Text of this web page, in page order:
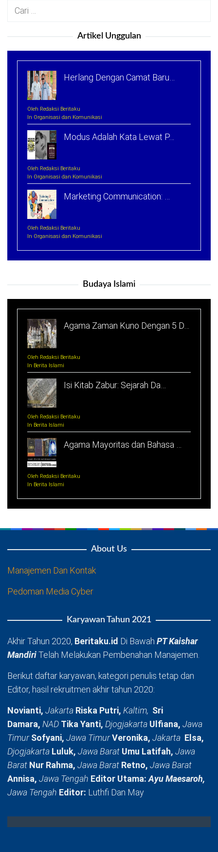
Cari
Artikel Unggulan
Herlang Dengan Camat Baru…
Oleh Redaksi Beritaku
In Organisasi dan Komunikasi
Modus Adalah Kata Lewat P…
Oleh Redaksi Beritaku
In Organisasi dan Komunikasi
Marketing Communication: …
Oleh Redaksi Beritaku
In Organisasi dan Komunikasi
Budaya Islami
Agama Zaman Kuno Dengan 5 D…
Oleh Redaksi Beritaku
In Berita Islami
Isi Kitab Zabur: Sejarah Da…
Oleh Redaksi Beritaku
In Berita Islami
Agama Mayoritas dan Bahasa …
Oleh Redaksi Beritaku
In Berita Islami
About Us
Manajemen Dan Kontak
Pedoman Media Cyber
Karyawan Tahun 2021
Akhir Tahun 2020, Beritaku.id Di Bawah PT Kaishar
MandiriTelah Melakukan Pembenahan Manajemen.
Berikut daftar karyawan, kategori penulis tetap dan
Editor, hasil rekruitmen akhir tahun 2020:
Novianti, Jakarta Riska Putri, Kaltim, Sri
Damara, NAD Tika Yanti, Djogjakarta Ulfiana, Jawa
TimurSofyani, Jawa TimurVeronika, Jakarta Elsa,
Djogjakarta Luluk, Jawa Barat Umu Latifah, Jawa
Barat Nur Rahma, Jawa Barat Retno, Jawa Barat
Annisa, Jawa Tengah Editor Utama:Ayu Maesaroh,
Jawa Tengah Editor: Luthfi Dan May